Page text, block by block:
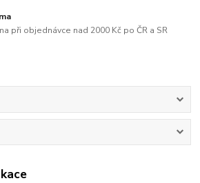
při objednávce nad 2000 Kč po ČR a SR